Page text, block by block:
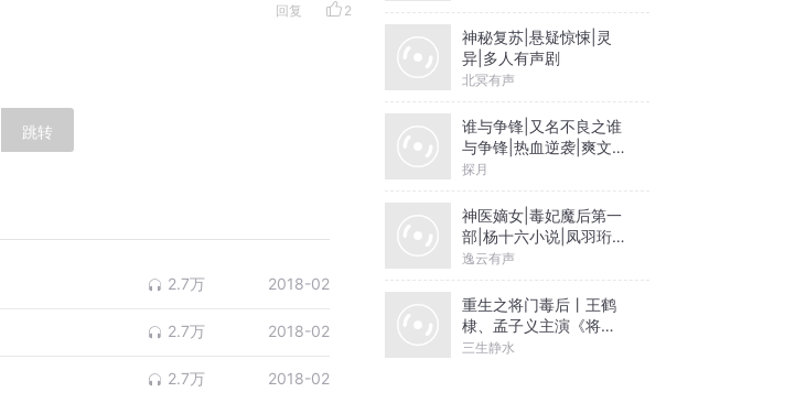
回复 2
跳转
2.7万 2018-02
2.7万 2018-02
2.7万 2018-02
神秘复苏|悬疑惊悚|灵
异|多人有声剧
北冥有声
谁与争锋|又名不良之谁
与争锋|热血逆袭|爽文爆
笑|会员免费
探月
神医嫡女|毒妃魔后第一
部|杨十六小说|凤羽珩玄
天冥
逸云有声
重生之将门毒后丨王鹤
棣、孟子义主演《将门
独后》原著丨千山茶客
三生静水